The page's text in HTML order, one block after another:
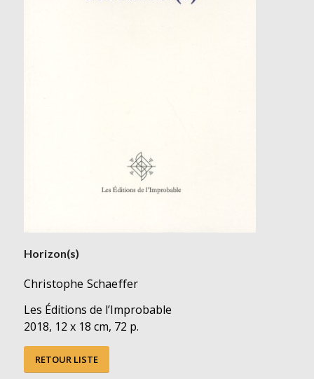
Horizon(s)
Christophe Schaeffer
Les Éditions de l’Improbable
2018, 12 x 18 cm, 72 p.
RETOUR LISTE